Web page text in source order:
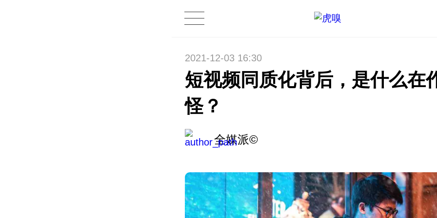
2021-12-03 16:30
短视频同质化背后，是什么在
怪？
全媒派©